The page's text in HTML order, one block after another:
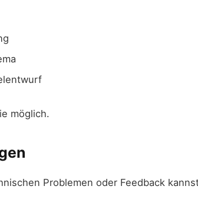
möglich.
Problemen oder Feedback